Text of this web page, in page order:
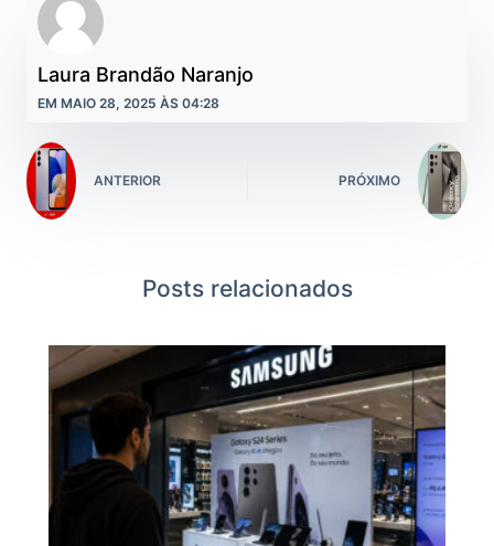
Laura Brandão Naranjo
EM MAIO 28, 2025 ÀS 04:28
ANTERIOR PRÓXIMO
Posts relacionados